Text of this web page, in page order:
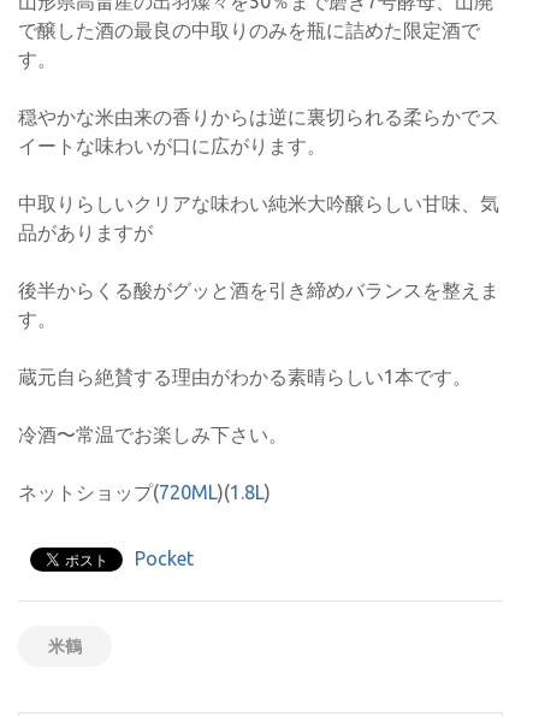
で醸した酒の最良の中取りのみを瓶に詰めた限定酒で
す。
穏やかな米由来の香りからは逆に裏切られる柔らかでス
イートな味わいが口に広がります。
中取りらしいクリアな味わい純米大吟醸らしい甘味、気
品がありますが
後半からくる酸がグッと酒を引き締めバランスを整えま
す。
蔵元自ら絶賛する理由がわかる素晴らしい1本です。
冷酒〜常温でお楽しみ下さい。
ネットショップ(720ML)(1.8L)
Pocket
米鶴